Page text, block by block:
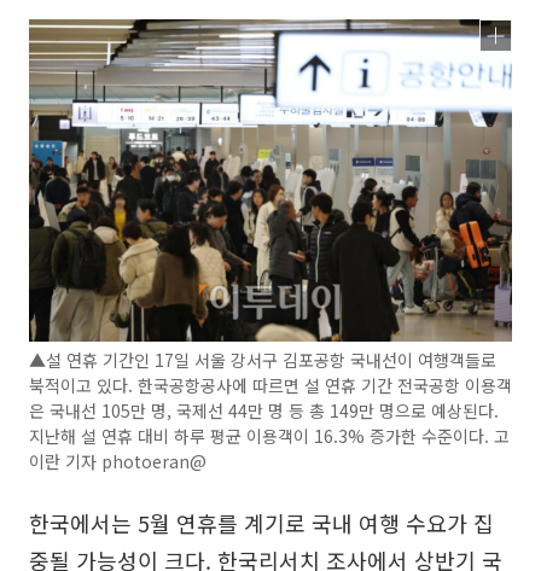
▲설 연휴 기간인 17일 서울 강서구 김포공항 국내선이 여행객들로
북적이고 있다. 한국공항공사에 따르면 설 연휴 기간 전국공항 이용객
은 국내선 105만 명, 국제선 44만 명 등 총 149만 명으로 예상된다.
지난해 설 연휴 대비 하루 평균 이용객이 16.3% 증가한 수준이다. 고
이란 기자 photoeran@
한국에서는 5월 연휴를 계기로 국내 여행 수요가 집
중될 가능성이 크다. 한국리서치 조사에서 상반기 국